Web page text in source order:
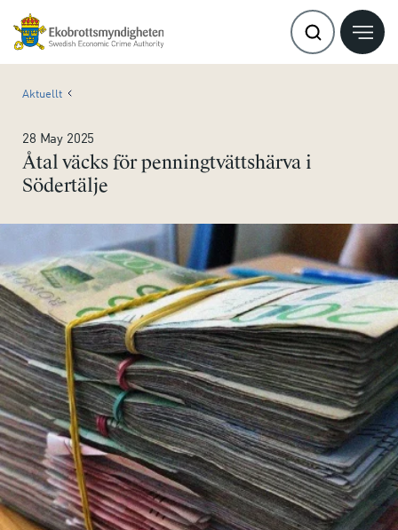
Aktuellt
28 May 2025
Åtal väcks för penningtvättshärva i
Södertälje